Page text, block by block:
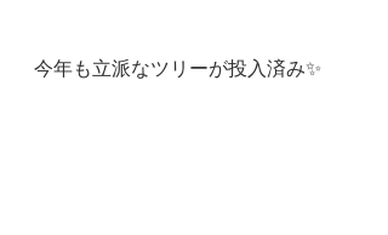
今年も立派なツリーが投入済み✨